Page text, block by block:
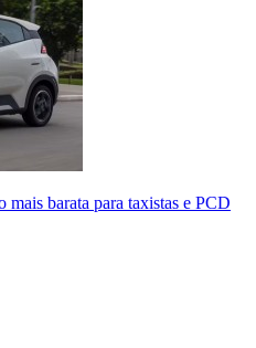
barata para taxistas e PCD